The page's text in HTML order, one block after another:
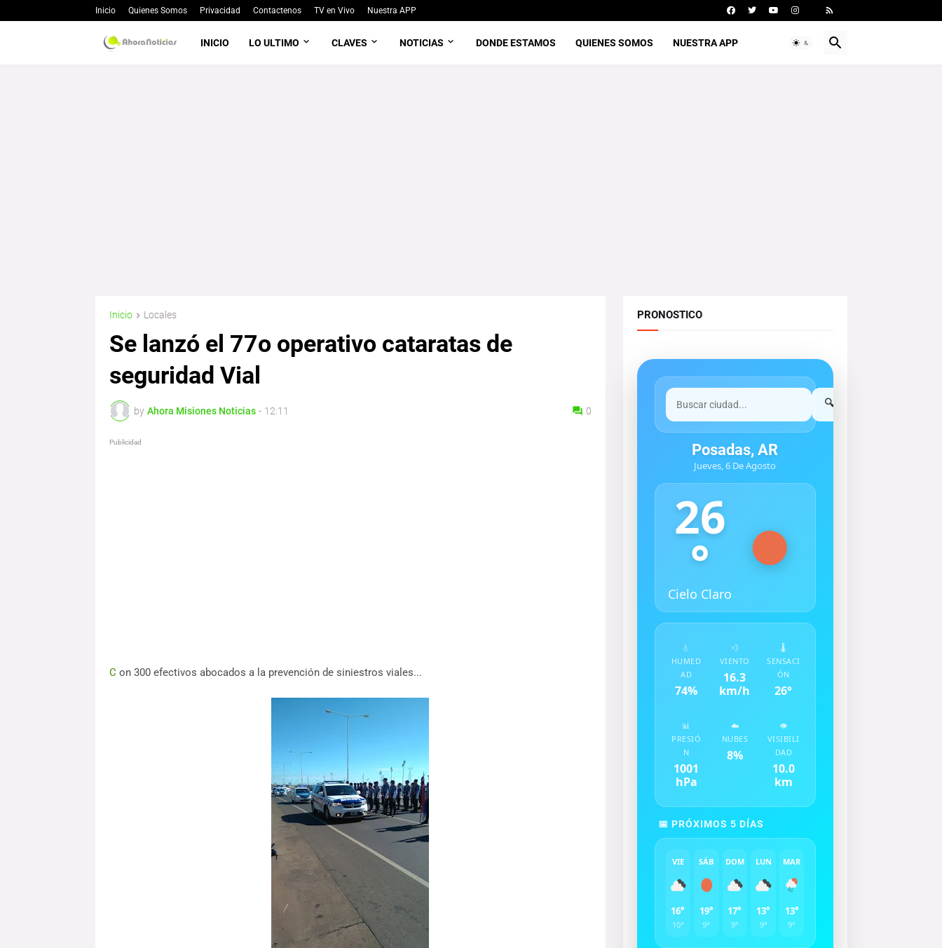
Inicio Quienes Somos Privacidad Contactenos TV en Vivo Nuestra APP
INICIO LO ULTIMO CLAVES NOTICIAS DONDE ESTAMOS QUIENES SOMOS NUESTRA APP
Inicio Locales
Se lanzó el 77o operativo cataratas de
seguridad Vial
by Ahora Misiones Noticias - 12:11 0
Publicidad
C on 300 efectivos abocados a la prevención de siniestros viales...
PRONOSTICO
🔍
Posadas, AR
Jueves, 6 De Agosto
26
°
Cielo Claro
💧
HUMED
AD
74%
💨
VIENTO
16.3
km/h
🌡️
SENSACI
ÓN
26°
📊
PRESIÓ
N
1001
hPa
☁️
NUBES
8%
👁️
VISIBILI
DAD
10.0
km
📅 PRÓXIMOS 5 DÍAS
VIE
16°
10°
SÁB
19°
9°
DOM
17°
9°
LUN
13°
9°
MAR
13°
9°